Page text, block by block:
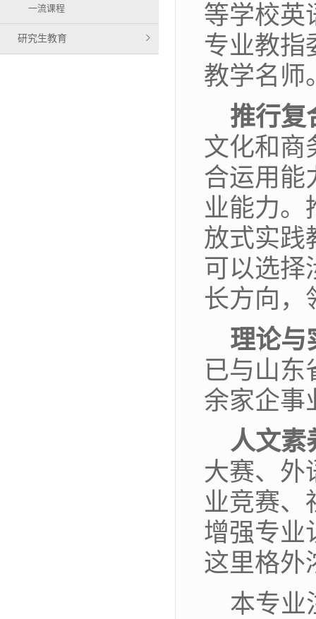
一流课程
研究生教育
等学校英
专业教指
教学名师
推行复
文化和商
合运用能
业能力。
放式实践
可以选择
长方向，
理论与
已与山东
余家企事
人文素
大赛、外
业竞赛、
增强专业
这里格外
本专业